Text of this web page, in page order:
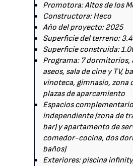
Promotora: Altos de los
Constructora: Heco
Año del proyecto: 2025
Superficie del terreno:
Superficie construida:
Programa: 7 dormitorios,
aseos, sala de cine y TV,
vinoteca, gimnasio, zona
plazas de aparcamiento
Espacios
independiente (zona de
bar) y apartamento de
comedor-cocina, dos
baños)
Exteriores: piscina